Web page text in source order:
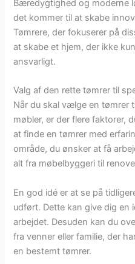
Bæredygtighed og moderne
det kommer til at skabe
Tømrere, der fokuserer på
at skabe et hjem, der ikke
ansvarligt.
Valg af den rette tømrer til
Når du skal vælge en tømrer
møbler, er der flere faktorer,
at finde en tømrer med
område, du ønsker at få
alt fra møbelbyggeri til
En god idé er at se på
udført. Dette kan give dig en
arbejdet. Desuden kan du
fra venner eller familie, der
en bestemt tømrer.